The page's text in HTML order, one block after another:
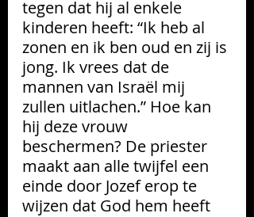
tegen dat hij al enkele
kinderen heeft: “Ik heb al
zonen en ik ben oud en zij is
jong. Ik vrees dat de
mannen van Israël mij
zullen uitlachen.” Hoe kan
hij deze vrouw
beschermen? De priester
maakt aan alle twijfel een
einde door Jozef erop te
wijzen dat God hem heeft